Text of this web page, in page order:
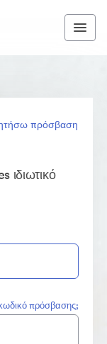
πρόσβαση
ιδιωτικό
πρόσβασης;